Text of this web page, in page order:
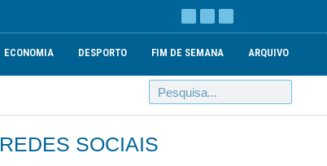
ECONOMIA DESPORTO FIM DE SEMANA ARQUIVO
REDES SOCIAIS